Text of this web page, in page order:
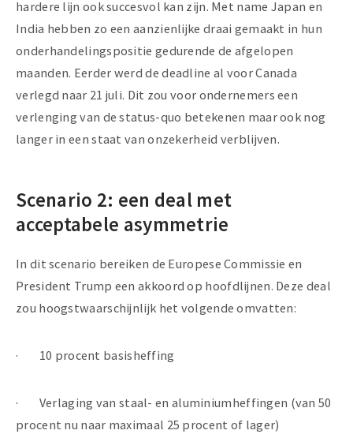
hardere lijn ook succesvol kan zijn. Met name Japan en
India hebben zo een aanzienlijke draai gemaakt in hun
onderhandelingspositie gedurende de afgelopen
maanden. Eerder werd de deadline al voor Canada
verlegd naar 21 juli. Dit zou voor ondernemers een
verlenging van de status-quo betekenen maar ook nog
langer in een staat van onzekerheid verblijven.
Scenario 2: een deal met
acceptabele asymmetrie
In dit scenario bereiken de Europese Commissie en
President Trump een akkoord op hoofdlijnen. Deze deal
zou hoogstwaarschijnlijk het volgende omvatten:
· 10 procent basisheffing
· Verlaging van staal- en aluminiumheffingen (van 50
procent nu naar maximaal 25 procent of lager)